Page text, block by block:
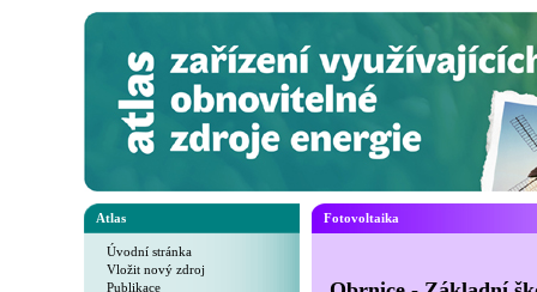
Atlas
Úvodní stránka
Vložit nový zdroj
Publikace
Fotovoltaika